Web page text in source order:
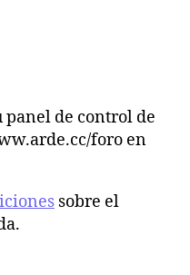
panel de control de
foro en
sobre el